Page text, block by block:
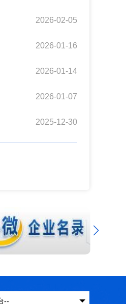
2026-02-05
2026-01-16
2026-01-14
2026-01-07
2025-12-30